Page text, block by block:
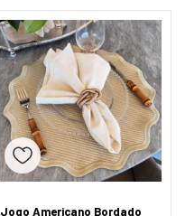
Jogo Americano Bordado